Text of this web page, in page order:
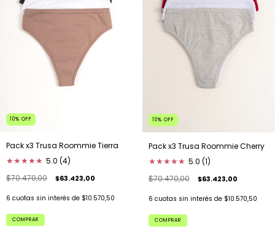
10% OFF
Pack x3 Trusa Roommie Tierra
★★★★★ 5.0 (4)
$70.470,00
$63.423,00
6 cuotas sin interés de $10.570,50
COMPRAR
10% OFF
Pack x3 Trusa Roommie Cherry
★★★★★ 5.0 (1)
$70.470,00
$63.423,00
6 cuotas sin interés de $10.570,50
COMPRAR